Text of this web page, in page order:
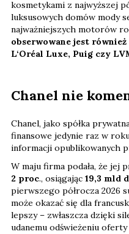
kosmetykami z najwyższej
luksusowych domów mody
najważniejszych motorów
obserwowane jest
L‘Oréal Luxe, Puig czy
Chanel nie
Chanel, jako spółka
finansowe jedynie raz w
informacji opublikowanych
W maju firma podała, że jej
2 proc., osiągając 19,3 mld
pierwszego półrocza 2026
może okazać się dla
lepszy – zwłaszcza dzięki
udanemu odświeżeniu